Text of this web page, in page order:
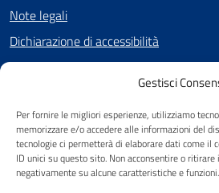
Gestisci
Per fornire le migliori esperienze, utilizziamo
memorizzare e/o accedere alle informazioni del
tecnologie ci permetterà di elaborare dati come il
ID unici su questo sito. Non acconsentire o
negativamente su alcune caratteristiche e funzioni.
Note legali
Dichiarazione di accessibilità
Cookie Policy (UE)
SEGUICI SU
Facebook